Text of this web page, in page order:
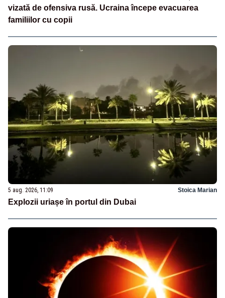
vizată de ofensiva rusă. Ucraina începe evacuarea
familiilor cu copii
5 aug. 2026, 11:09 Stoica Marian
Explozii uriașe în portul din Dubai